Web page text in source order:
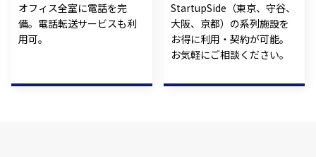
オフィス全室に電話を完
備。電話転送サービスも利
用可。
StartupSide（東京、守谷、
大阪、京都）の系列施設を
お得に利用・契約が可能。
お気軽にご相談ください。